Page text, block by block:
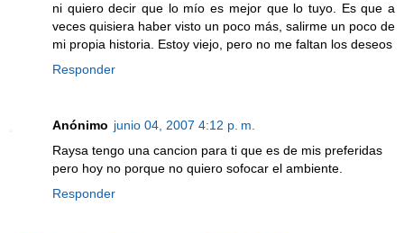
ni quiero decir que lo mío es mejor que lo tuyo. Es que a
veces quisiera haber visto un poco más, salirme un poco de
mi propia historia. Estoy viejo, pero no me faltan los deseos
Responder
Anónimo junio 04, 2007 4:12 p. m.
Raysa tengo una cancion para ti que es de mis preferidas
pero hoy no porque no quiero sofocar el ambiente.
Responder